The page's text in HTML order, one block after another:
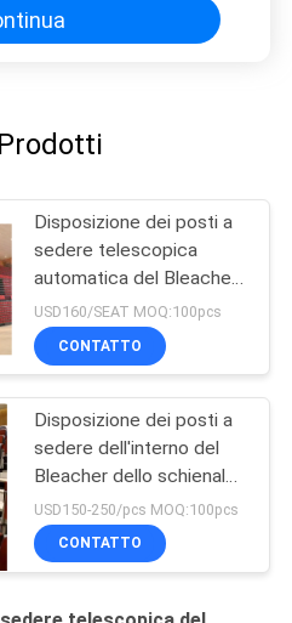
Disposizione dei posti a
sedere telescopica
automatica del Bleacher
dei semi
USD160/SEAT MOQ:100pcs
CONTATTO
Disposizione dei posti a
sedere dell'interno del
Bleacher dello schienale
del compensato
USD150-250/pcs MOQ:100pcs
CONTATTO